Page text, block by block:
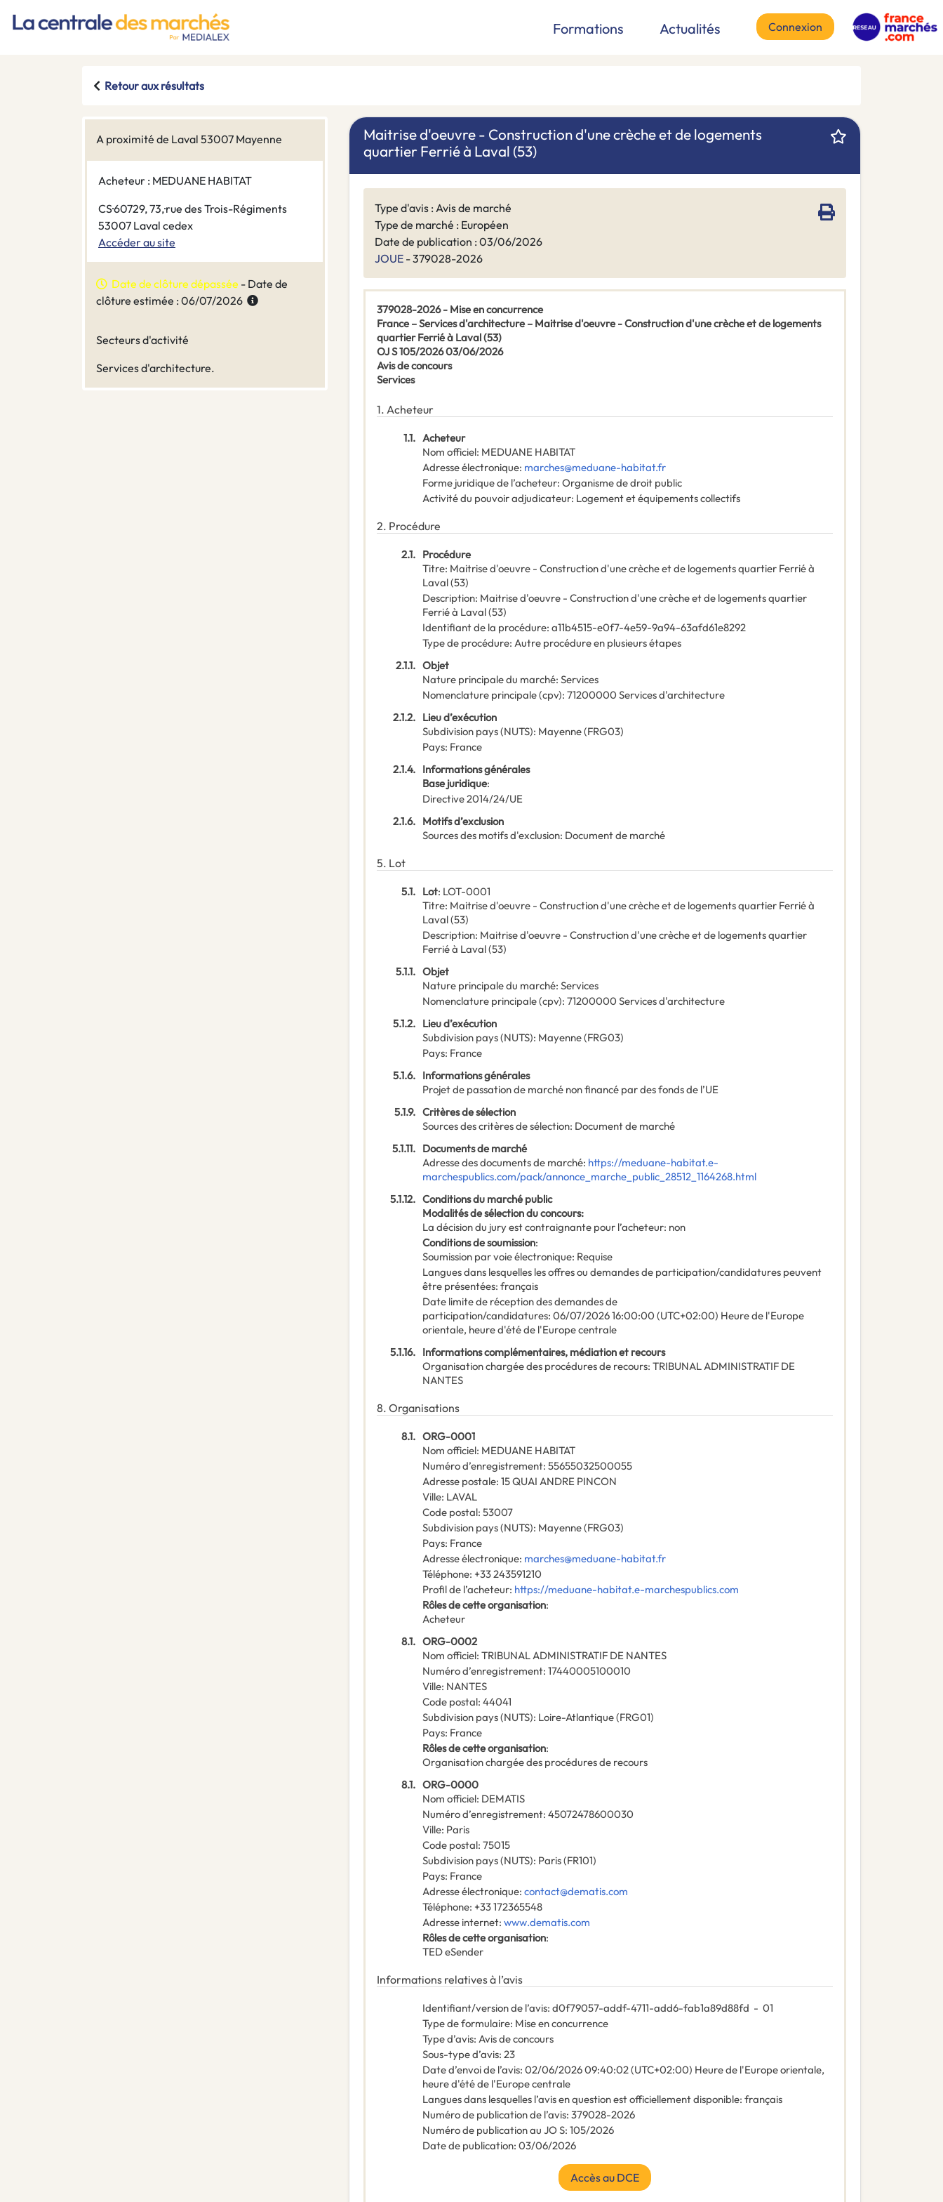
Formations Actualités Connexion
Retour aux résultats
A proximité de Laval 53007 Mayenne
Acheteur : MEDUANE HABITAT
CS·60729, 73,·rue des Trois-Régiments
53007 Laval cedex
Accéder au site
Date de clôture dépassée - Date de
clôture estimée : 06/07/2026
Secteurs d'activité
Services d'architecture.
Maitrise d'oeuvre - Construction d'une crèche et de logements
quartier Ferrié à Laval (53)
Type d'avis : Avis de marché
Type de marché : Européen
Date de publication : 03/06/2026
JOUE - 379028-2026
379028-2026 - Mise en concurrence
France – Services d'architecture – Maitrise d'oeuvre - Construction d'une crèche et de logements
quartier Ferrié à Laval (53)
OJ S 105/2026 03/06/2026
Avis de concours
Services
1. Acheteur
1.1. Acheteur
Nom officiel: MEDUANE HABITAT
Adresse électronique: marches@meduane-habitat.fr
Forme juridique de l’acheteur: Organisme de droit public
Activité du pouvoir adjudicateur: Logement et équipements collectifs
2. Procédure
2.1. Procédure
Titre: Maitrise d'oeuvre - Construction d'une crèche et de logements quartier Ferrié à
Laval (53)
Description: Maitrise d'oeuvre - Construction d'une crèche et de logements quartier
Ferrié à Laval (53)
Identifiant de la procédure: a11b4515-e0f7-4e59-9a94-63afd61e8292
Type de procédure: Autre procédure en plusieurs étapes
2.1.1. Objet
Nature principale du marché: Services
Nomenclature principale(cpv): 71200000 Services d'architecture
2.1.2. Lieu d’exécution
Subdivision pays (NUTS): Mayenne(FRG03)
Pays: France
2.1.4. Informations générales
Base juridique:
Directive 2014/24/UE
2.1.6. Motifs d’exclusion
Sources des motifs d'exclusion: Document de marché
5. Lot
5.1. Lot: LOT-0001
Titre: Maitrise d'oeuvre - Construction d'une crèche et de logements quartier Ferrié à
Laval (53)
Description: Maitrise d'oeuvre - Construction d'une crèche et de logements quartier
Ferrié à Laval (53)
5.1.1. Objet
Nature principale du marché: Services
Nomenclature principale(cpv): 71200000 Services d'architecture
5.1.2. Lieu d’exécution
Subdivision pays (NUTS): Mayenne(FRG03)
Pays: France
5.1.6. Informations générales
Projet de passation de marché non financé par des fonds de l’UE
5.1.9. Critères de sélection
Sources des critères de sélection: Document de marché
5.1.11. Documents de marché
Adresse des documents de marché: https://meduane-habitat.e-
marchespublics.com/pack/annonce_marche_public_28512_1164268.html
5.1.12. Conditions du marché public
Modalités de sélection du concours:
La décision du jury est contraignante pour l’acheteur: non
Conditions de soumission:
Soumission par voie électronique: Requise
Langues dans lesquelles les offres ou demandes de participation/candidatures peuvent
être présentées: français
Date limite de réception des demandes de
participation/candidatures: 06/07/202616:00:00 (UTC+02:00) Heure de l'Europe
orientale, heure d'été de l'Europe centrale
5.1.16. Informations complémentaires, médiation et recours
Organisation chargée des procédures de recours: TRIBUNAL ADMINISTRATIF DE
NANTES
8. Organisations
8.1. ORG-0001
Nom officiel: MEDUANE HABITAT
Numéro d’enregistrement: 55655032500055
Adresse postale: 15 QUAI ANDRE PINCON
Ville: LAVAL
Code postal: 53007
Subdivision pays (NUTS): Mayenne(FRG03)
Pays: France
Adresse électronique: marches@meduane-habitat.fr
Téléphone: +33 243591210
Profil de l’acheteur: https://meduane-habitat.e-marchespublics.com
Rôles de cette organisation:
Acheteur
8.1. ORG-0002
Nom officiel: TRIBUNAL ADMINISTRATIF DE NANTES
Numéro d’enregistrement: 17440005100010
Ville: NANTES
Code postal: 44041
Subdivision pays (NUTS): Loire-Atlantique(FRG01)
Pays: France
Rôles de cette organisation:
Organisation chargée des procédures de recours
8.1. ORG-0000
Nom officiel: DEMATIS
Numéro d’enregistrement: 45072478600030
Ville: Paris
Code postal: 75015
Subdivision pays (NUTS): Paris(FR101)
Pays: France
Adresse électronique: contact@dematis.com
Téléphone: +33 172365548
Adresse internet: www.dematis.com
Rôles de cette organisation:
TED eSender
Informations relatives à l’avis
Identifiant/version de l’avis: d0f79057-addf-4711-add6-fab1a89d88fd - 01
Type de formulaire: Mise en concurrence
Type d’avis: Avis de concours
Sous-type d’avis: 23
Date d’envoi de l’avis: 02/06/202609:40:02 (UTC+02:00) Heure de l'Europe orientale,
heure d'été de l'Europe centrale
Langues dans lesquelles l’avis en question est officiellement disponible: français
Numéro de publication de l’avis: 379028-2026
Numéro de publication au JO S: 105/2026
Date de publication: 03/06/2026
Accès au DCE